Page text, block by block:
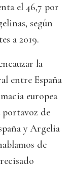
el 46,7 por
según
a 2019.
la
entre España
europea
portavoz de
y Argelia
de